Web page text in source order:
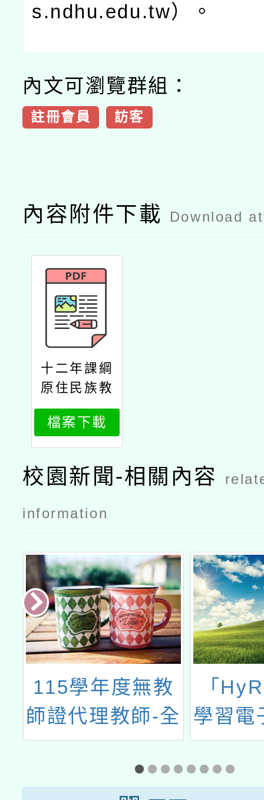
s.ndhu.edu.tw）。
內文可瀏覽群組：
註冊會員 訪客
內容附件下載 Download
十二年課綱
原住民族教
育議題推廣
工作計畫種
子教師培訓
活動研習課
程內容
檔案下載
校園新聞-相關內容
information
115學年度無教
師證代理教師-全
國共學團計畫」
「
學習電
飽讀
內